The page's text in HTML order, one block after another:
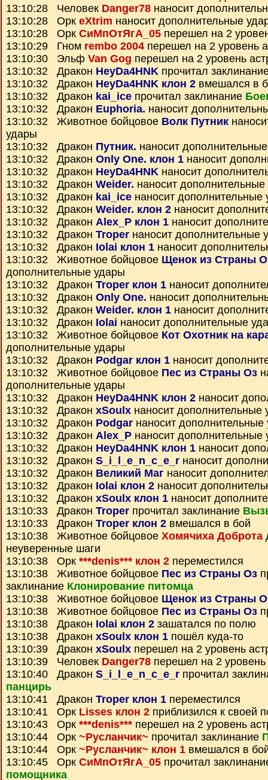
13:10:28 Человек Danger78 наносит
13:10:28 Орк eXtrim наносит дополнительные
13:10:28 Орк СиМпОтЯгА_05 перешел на 2
13:10:29 Гном rembo 2004 перешел на 2 уровень
13:10:30 Эльф Van Gog перешел на 2 уровень
13:10:32 Дракон HeyDa4HNK прочитал
13:10:32 Дракон HeyDa4HNK клон 2 вмешался в
13:10:32 Дракон kai_ice прочитал заклинание
13:10:32 Дракон Euphoria. наносит
13:10:32 Животное бойцовое Волк Путник
удары
13:10:32 Дракон Путник. наносит
13:10:32 Дракон Only One. клон 1 наносит
13:10:32 Дракон HeyDa4HNK наносит
13:10:32 Дракон Weider. наносит
13:10:32 Дракон kai_ice наносит дополнительные
13:10:32 Дракон Weider. клон 2 наносит
13:10:32 Дракон Alex_P клон 1 наносит
13:10:32 Дракон Troper наносит дополнительные
13:10:32 Дракон Iolai клон 1 наносит
13:10:32 Животное бойцовое Щенок из Страны
дополнительные удары
13:10:32 Дракон Troper клон 1 наносит
13:10:32 Дракон Only One. наносит
13:10:32 Дракон Weider. клон 1 наносит
13:10:32 Дракон Iolai наносит дополнительные
13:10:32 Животное бойцовое Кот Охотник на
дополнительные удары
13:10:32 Дракон Podgar клон 1 наносит
13:10:32 Животное бойцовое Пес из Страны Оз
дополнительные удары
13:10:32 Дракон HeyDa4HNK клон 2 наносит
13:10:32 Дракон xSoulx наносит дополнительные
13:10:32 Дракон Podgar наносит дополнительные
13:10:32 Дракон Alex_P наносит дополнительные
13:10:32 Дракон HeyDa4HNK клон 1 наносит
13:10:32 Дракон S_i_l_e_n_c_e_r наносит
13:10:32 Дракон Великий Маг наносит
13:10:32 Дракон Iolai клон 2 наносит
13:10:32 Дракон xSoulx клон 1 наносит
13:10:33 Дракон Troper прочитал заклинание
13:10:33 Дракон Troper клон 2 вмешался в бой
13:10:38 Животное бойцовое Хомячиха Доброта
неуверенные шаги
13:10:38 Орк ***denis*** клон 2 переместился
13:10:38 Животное бойцовое Пес из Страны Оз
заклинание Клонирование питомца
13:10:38 Животное бойцовое Щенок из Страны
13:10:38 Животное бойцовое Пес из Страны Оз
13:10:38 Дракон Iolai клон 2 зашатался по полю
13:10:38 Дракон xSoulx клон 1 пошёл куда-то
13:10:39 Дракон xSoulx перешел на 2 уровень
13:10:39 Человек Danger78 перешел на 2 уровень
13:10:40 Дракон S_i_l_e_n_c_e_r прочитал
панцирь
13:10:41 Дракон Troper клон 1 переместился
13:10:41 Орк Lisses клон 2 приблизился к своей
13:10:43 Орк ***denis*** перешел на 2 уровень
13:10:44 Орк ~Русланчик~ прочитал заклинание
13:10:44 Орк ~Русланчик~ клон 1 вмешался в
13:10:45 Орк СиМпОтЯгА_05 прочитал
помощника